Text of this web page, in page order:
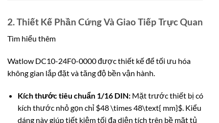
2. Thiết Kế Phần Cứng Và Giao Tiếp Trực Quan
Tìm hiểu thêm
Watlow DC10-24F0-0000 được thiết kế để tối ưu hóa
không gian lắp đặt và tăng độ bền vận hành.
Kích thước tiêu chuẩn 1/16 DIN:Mặt trước thiết bị có
kích thước nhỏ gọn chỉ $48 \times 48\text{ mm}$. Kiểu
dáng này giúp tiết kiệm tối đa diện tích trên bề mặt tủ